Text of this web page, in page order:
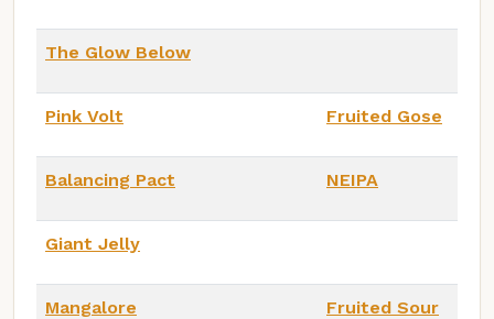
The Glow Below
Pink Volt Fruited Gose
Balancing Pact NEIPA
Giant Jelly
Mangalore Fruited Sour